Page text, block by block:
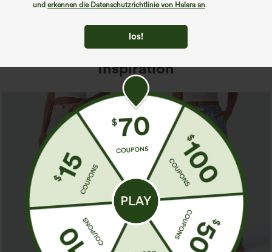
und erkennen die Datenschutzrichtlinie von Halara an.
los!
Inspiration